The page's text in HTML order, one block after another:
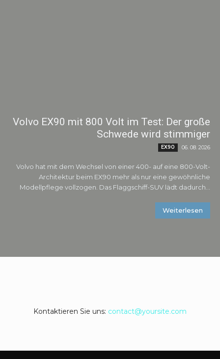
Volvo EX90 mit 800 Volt im Test: Der große
Schwede wird stimmiger
EX90 06. 08. 2026
Volvo hat mit dem Wechsel von einer 400- auf eine 800-Volt-
Architektur beim EX90 mehr als nur eine gewöhnliche
Modellpflege vollzogen. Das Flaggschiff-SUV lädt dadurch...
Weiterlesen
Kontaktieren Sie uns: contact@yoursite.com